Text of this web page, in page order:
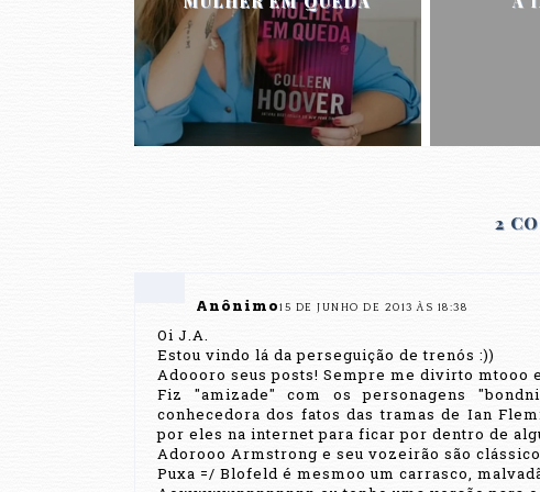
2
Anônimo15 DE JUNHO DE 2013 ÀS 18:38
Oi J.A.
Estou vindo lá da perseguição de trenós :))
Adoooro seus posts! Sempre me divirto mtooo
Fiz "amizade" com os personagens
conhecedora dos fatos das tramas de Ian
por eles na internet para ficar por dentro de
Adorooo Armstrong e seu vozeirão são
Puxa =/ Blofeld é mesmoo um carrasco,